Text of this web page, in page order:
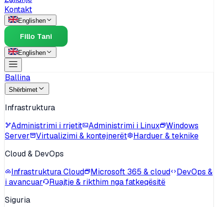
Kontakt
Englishen
Fillo Tani
Englishen
Ballina
Shërbimet
Infrastruktura
Administrimi i rrjetit
Administrimi i Linux
Windows
Server
Virtualizimi & kontejnerët
Harduer & teknike
Cloud & DevOps
Infrastruktura Cloud
Microsoft 365 & cloud
DevOps &
i avancuar
Ruajtje & rikthim nga fatkeqësitë
Siguria